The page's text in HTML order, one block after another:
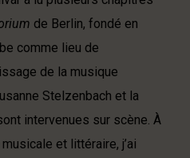
de Berlin, fondé en
comme lieu de
de la musique
Stelzenbach et la
intervenues sur scène. À
et littéraire, j’ai